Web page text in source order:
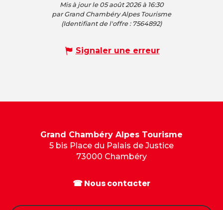
Mis à jour le 05 août 2026 à 16:30
par Grand Chambéry Alpes Tourisme
(Identifiant de l'offre : 7564892)
Signaler une erreur
Grand Chambéry Alpes Tourisme
5 bis Place du Palais de Justice
73000 Chambéry
☎ Nous contacter